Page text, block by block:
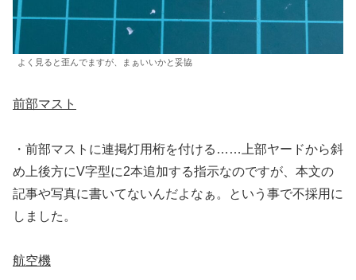
よく見ると歪んでますが、まぁいいかと妥協
前部マスト
・前部マストに連掲灯用桁を付ける……上部ヤードから斜
め上後方にV字型に2本追加する指示なのですが、本文の
記事や写真に書いてないんだよなぁ。という事で不採用に
しました。
航空機